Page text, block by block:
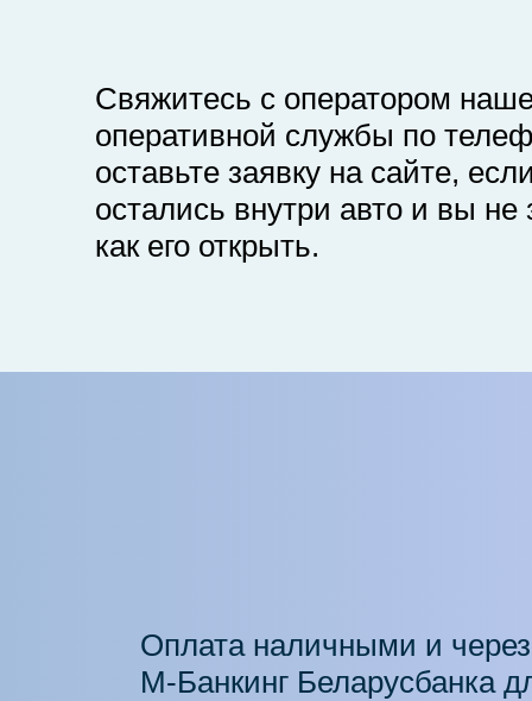
Свяжитесь с оператором
оперативной службы по
оставьте заявку на сайте,
остались внутри авто и вы не
как его открыть.
Оплата наличными и через
М-Банкинг Беларусбанка